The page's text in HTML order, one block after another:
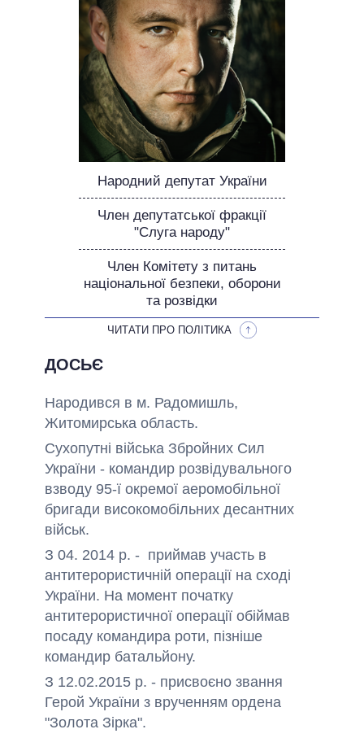
ОБІЦЯНКИ У ПРОЦЕСІ
ВСІ ОБІЦЯНКИ
АРХІВНІ ОБІЦЯНКИ
Народний депутат України
Член депутатської фракції
"Слуга народу"
Член Комітету з питань
національної безпеки, оборони
та розвідки
ЧИТАТИ ПРО ПОЛІТИКА
ДОСЬЄ
Народився в м. Радомишль,
Житомирська область.
Сухопутні війська Збройних Сил
України - командир розвідувального
взводу 95-ї окремої аеромобільної
бригади високомобільних десантних
військ.
З 04. 2014 р. - приймав участь в
антитерористичній операції на сході
України. На момент початку
антитерористичної операції обіймав
посаду командира роти, пізніше
командир батальйону.
З 12.02.2015 р. - присвоєно звання
Герой України з врученням ордена
"Золота Зірка".